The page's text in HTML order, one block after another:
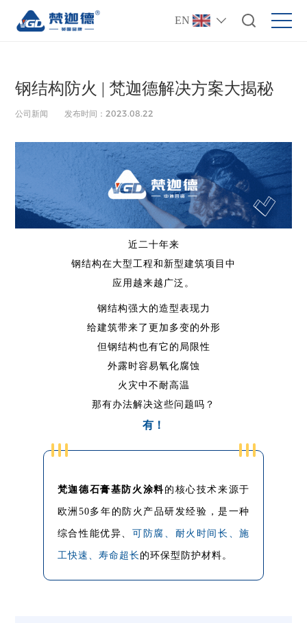
EN
钢结构防火 | 梵迦德解决方案大揭秘
公司新闻 发布时间：2023.08.22
近二十年来
钢结构在大型工程和新型建筑项目中
应用越来越广泛。
钢结构强大的造型表现力
给建筑带来了更加多变的外形
但钢结构也有它的局限性
外露时容易氧化腐蚀
火灾中不耐高温
那有办法解决这些问题吗？
有！
梵迦德石膏基防火涂料的核心技术来源于
欧洲50多年的防火产品研发经验，是一种
综合性能优异、可防腐、耐火时间长、施
工快速、寿命超长 的环保型防护材料。